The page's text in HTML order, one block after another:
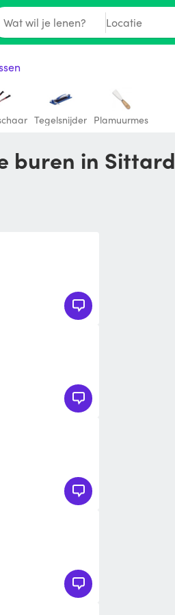
Wat wil je lenen? Locatie
Tegelsnijder Plamuurmes
buren in Sittard